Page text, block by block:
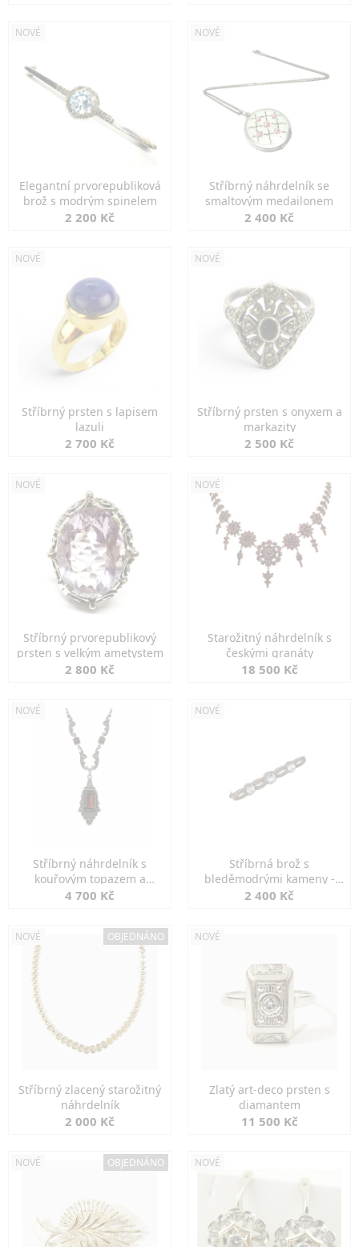
NOVÉ
Elegantní prvorepubliková
brož s modrým spinelem
2 200 Kč
NOVÉ
Stříbrný náhrdelník se
smaltovým medailonem
2 400 Kč
NOVÉ
Stříbrný prsten s lapisem
lazuli
2 700 Kč
NOVÉ
Stříbrný prsten s onyxem a
markazity
2 500 Kč
NOVÉ
Stříbrný prvorepublikový
prsten s velkým ametystem
2 800 Kč
NOVÉ
Starožitný náhrdelník s
českými granáty
18 500 Kč
NOVÉ
Stříbrný náhrdelník s
kouřovým topazem a
markazity
4 700 Kč
NOVÉ
Stříbrná brož s
bleděmodrými kameny -
jemná elegance
2 400 Kč
NOVÉ OBJEDNÁNO
Stříbrný zlacený starožitný
náhrdelník
2 000 Kč
NOVÉ
Zlatý art-deco prsten s
diamantem
11 500 Kč
NOVÉ OBJEDNÁNO NOVÉ